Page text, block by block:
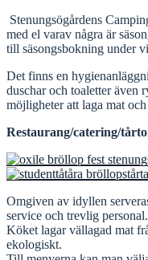
Stenungsögårdens
med el varav några är
till säsongsbokning under
​Det finns en
duschar och toaletter även
möjligheter att laga mat
Restaurang/catering/
Omgiven av idyllen
service och trevlig personal.
Köket lagar vällagad mat
ekologiskt.